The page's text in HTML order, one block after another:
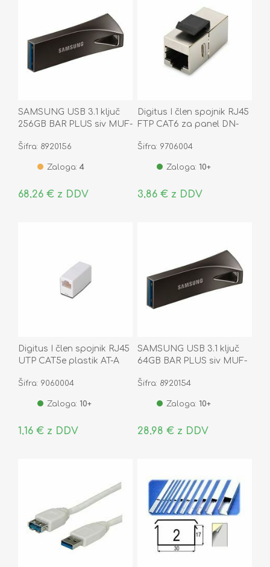
SAMSUNG USB 3.1 ključ
256GB BAR PLUS siv MUF-
Šifra: 8920156
Zaloga: 4
68,26 € z DDV
Digitus I člen spojnik RJ45
FTP CAT6 za panel DN-
Šifra: 9706004
Zaloga: 10+
3,86 € z DDV
Digitus I člen spojnik RJ45
UTP CAT5e plastik AT-A
Šifra: 9060004
Zaloga: 10+
1,16 € z DDV
SAMSUNG USB 3.1 ključ
64GB BAR PLUS siv MUF-
Šifra: 8920154
Zaloga: 10+
28,98 € z DDV